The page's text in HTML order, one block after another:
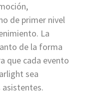
de primer nivel
La
de la forma
que cada evento
sea